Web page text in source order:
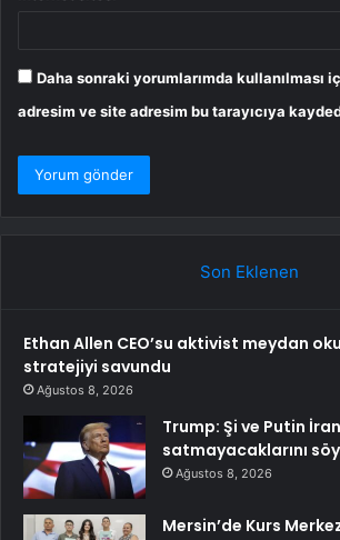
Daha sonraki yorumlarımda kullanılması
adresim ve site adresim bu tarayıcıya
Son Eklenen
Ethan Allen CEO’su aktivist meydan
stratejiyi savundu
Ağustos 8, 2026
Trump: Şi ve Putin
satmayacaklarını
Ağustos 8, 2026
Mersin’de Kurs